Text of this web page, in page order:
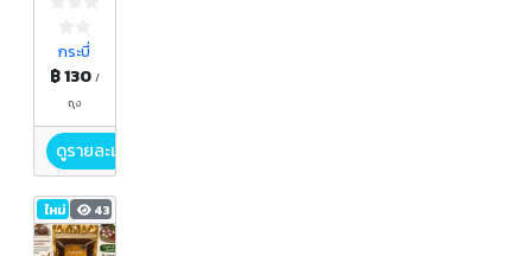
กรอบ
บ้านไร่
ใหญ่
กระบี่
฿ 130 /
ถุง
ดูรายละเอียด
ใหม่ 43